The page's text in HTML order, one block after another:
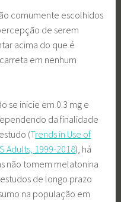
comumente escolhidos
de serem
acima do que é
em nenhum
se inicie em 0.3 mg e
da finalidade
(Trends in Use of
Adults, 1999-2018), há
não tomem melatonina
de longo prazo
na população em